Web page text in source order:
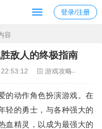
登录/注册
容
敌人的终极指南
游戏攻略
的动作角色扮演游戏。在
轻的勇士，与各种强大的
血精灵，以成为最强大的